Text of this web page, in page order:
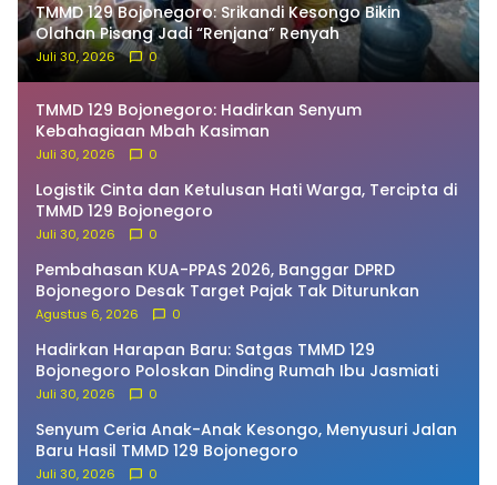
TMMD 129 Bojonegoro: Srikandi Kesongo Bikin
Olahan Pisang Jadi “Renjana” Renyah
Juli 30, 2026 0
TMMD 129 Bojonegoro: Hadirkan Senyum
Kebahagiaan Mbah Kasiman
Juli 30, 2026 0
Logistik Cinta dan Ketulusan Hati Warga, Tercipta di
TMMD 129 Bojonegoro
Juli 30, 2026 0
Pembahasan KUA-PPAS 2026, Banggar DPRD
Bojonegoro Desak Target Pajak Tak Diturunkan
Agustus 6, 2026 0
Hadirkan Harapan Baru: Satgas TMMD 129
Bojonegoro Poloskan Dinding Rumah Ibu Jasmiati
Juli 30, 2026 0
Senyum Ceria Anak-Anak Kesongo, Menyusuri Jalan
Baru Hasil TMMD 129 Bojonegoro
Juli 30, 2026 0